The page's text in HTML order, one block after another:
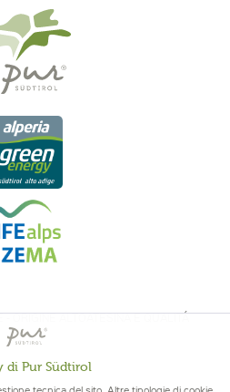
- ORIGINE ALTOATESINA E QUALITÁ
di Pur Südtirol